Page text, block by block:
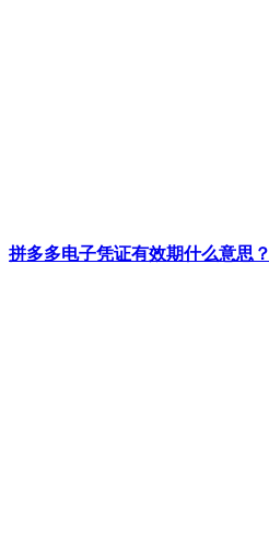
拼多多电子凭证有效期什么意思？